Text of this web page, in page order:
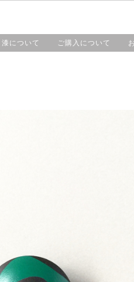
漆について ご購入について